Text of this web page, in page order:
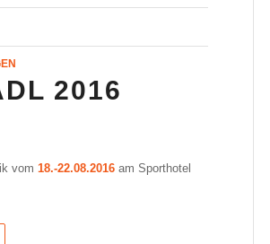
2016
vom 18.-22.08.2016 am Sporthotel